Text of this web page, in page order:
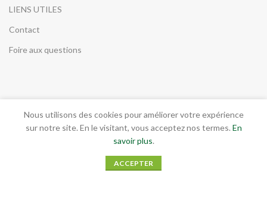
LIENS UTILES
Contact
Foire aux questions
Conditions générales de vente
Nous utilisons des cookies pour améliorer votre expérience
sur notre site. En le visitant, vous acceptez nos termes. En
savoir plus.
ACCEPTER